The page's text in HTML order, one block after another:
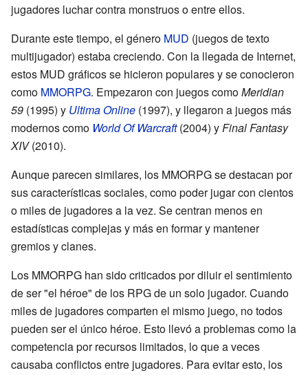
jugadores luchar contra monstruos o entre ellos.
Durante este tiempo, el género MUD (juegos de texto
multijugador) estaba creciendo. Con la llegada de Internet,
estos MUD gráficos se hicieron populares y se conocieron
como MMORPG. Empezaron con juegos comoMeridian
59 (1995) y Ultima Online (1997), y llegaron a juegos más
modernos como World Of Warcraft(2004) yFinal Fantasy
XIV(2010).
Aunque parecen similares, los MMORPG se destacan por
sus características sociales, como poder jugar con cientos
o miles de jugadores a la vez. Se centran menos en
estadísticas complejas y más en formar y mantener
gremios y clanes.
Los MMORPG han sido criticados por diluir el sentimiento
de ser "el héroe" de los RPG de un solo jugador. Cuando
miles de jugadores comparten el mismo juego, no todos
pueden ser el único héroe. Esto llevó a problemas como la
competencia por recursos limitados, lo que a veces
causaba conflictos entre jugadores. Para evitar esto, los